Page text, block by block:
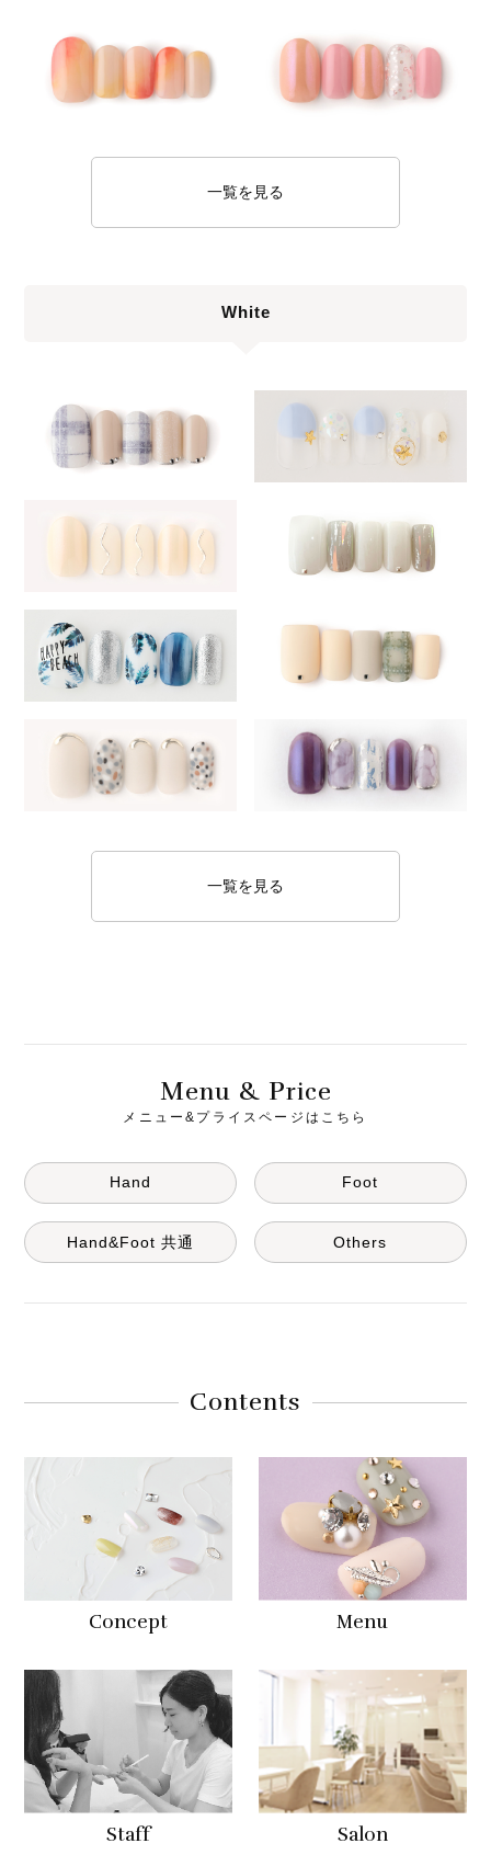
一覧を見る
White
一覧を見る
Menu & Price
メニュー&プライスページはこちら
Hand Foot
Hand&Foot 共通 Others
Contents
Concept Menu
Staff Salon